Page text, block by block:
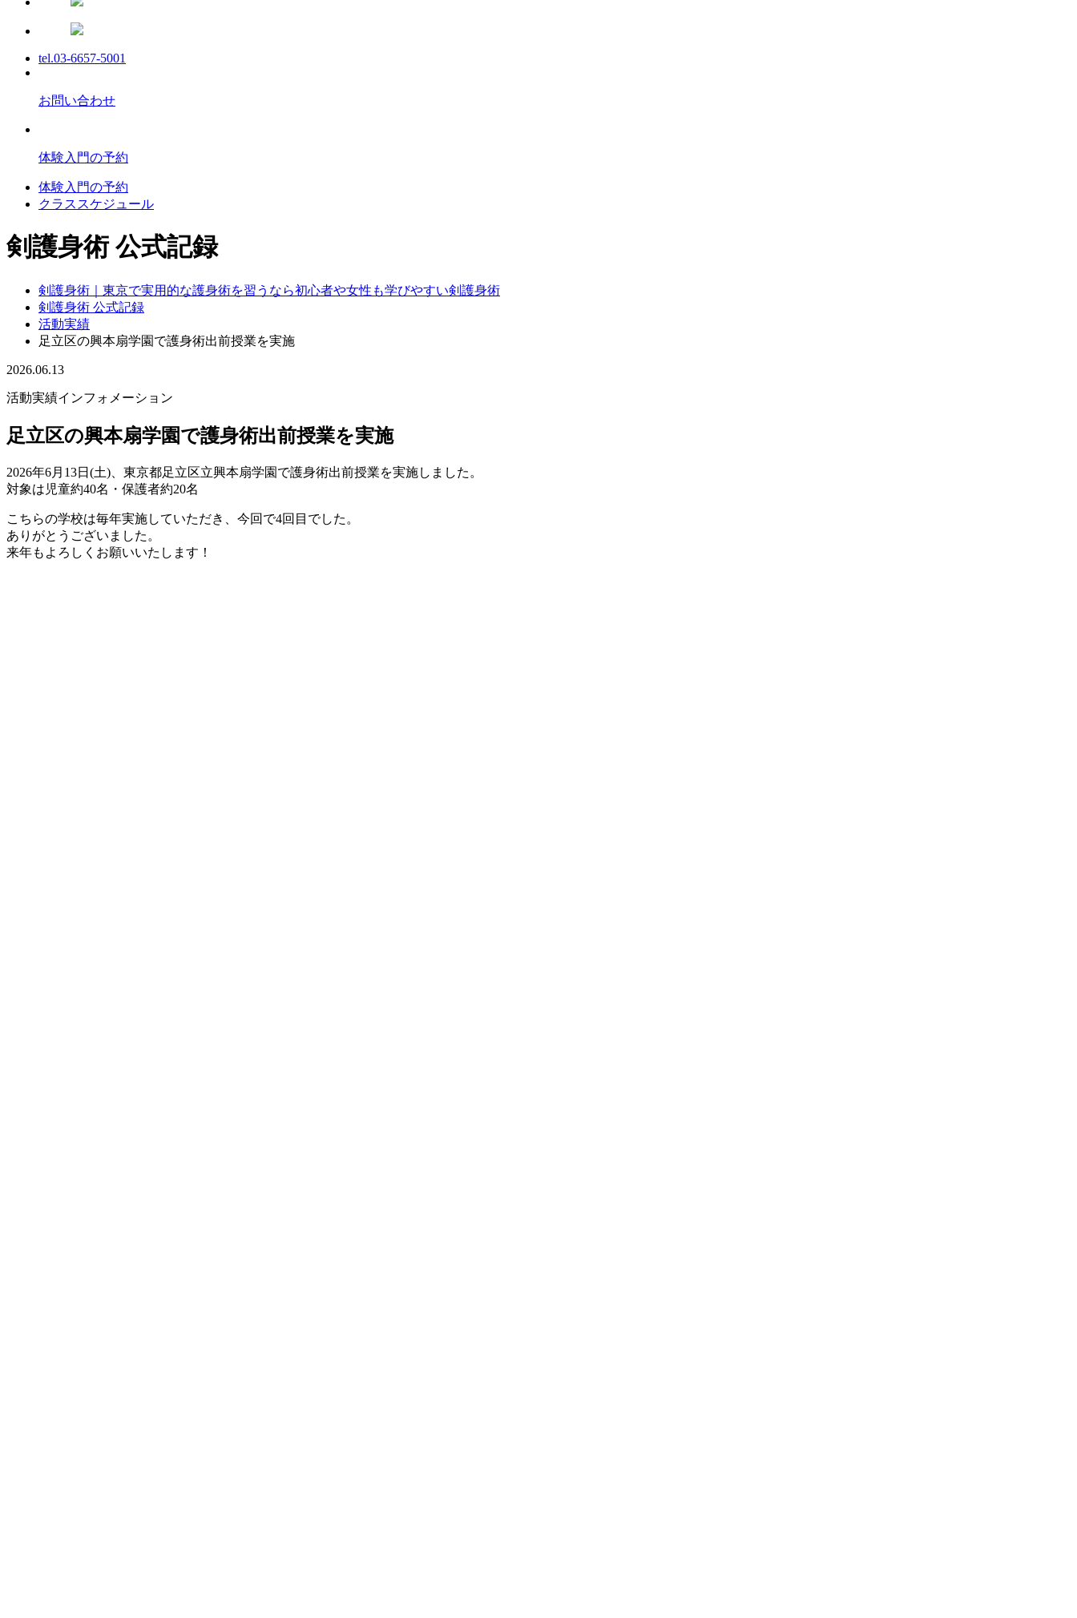
tel.03-6657-5001
お問い合わせ
体験入門の予約
体験入門の予約
クラススケジュール
剣護身術 公式記録
剣護身術｜東京で実用的な護身術を習うなら初心者や女性も学びやすい剣護身術
剣護身術 公式記録
活動実績
足立区の興本扇学園で護身術出前授業を実施
2026.06.13
活動実績インフォメーション
足立区の興本扇学園で護身術出前授業を実施
2026年6月13日(土)、東京都足立区立興本扇学園で護身術出前授業を実施しました。
対象は児童約40名・保護者約20名
こちらの学校は毎年実施していただき、今回で4回目でした。
ありがとうございました。
来年もよろしくお願いいたします！